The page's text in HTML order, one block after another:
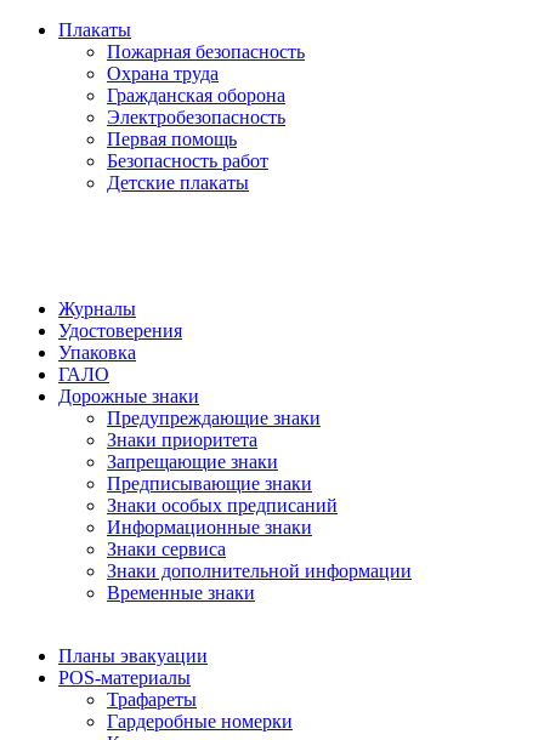
Плакаты
Пожарная безопасность
Охрана труда
Гражданская оборона
Электробезопасность
Первая помощь
Безопасность работ
Детские плакаты
Журналы
Удостоверения
Упаковка
ГАЛО
Дорожные знаки
Предупреждающие знаки
Знаки приоритета
Запрещающие знаки
Предписывающие знаки
Знаки особых предписаний
Информационные знаки
Знаки сервиса
Знаки дополнительной информации
Временные знаки
Планы эвакуации
POS-материалы
Трафареты
Гардеробные номерки